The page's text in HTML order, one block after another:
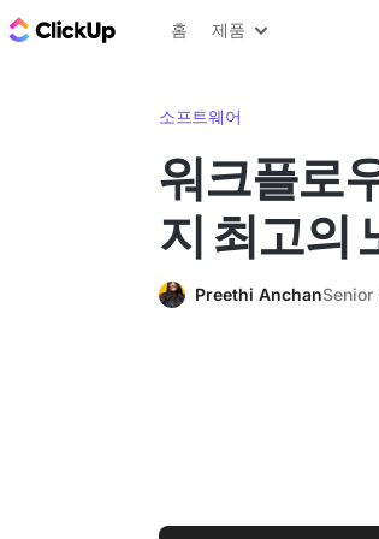
ClickUp 블로그
홈 제품
소프트웨어
워크플로
지 최고의
Preethi AnchanSenior